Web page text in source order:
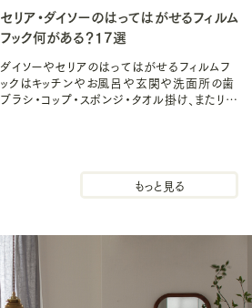
セリア・ダイソーのはってはがせるフィルム
フック何がある？17選
ダイソーやセリアのはってはがせるフィルムフ
ックはキッチンやお風呂や玄関や洗面所の歯
ブラシ・コップ・スポンジ・タオル掛け、またリン
壁掛けフック